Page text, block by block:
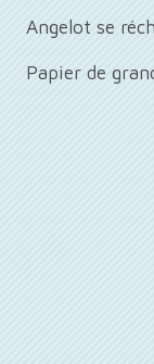
Angelot se
Papier de